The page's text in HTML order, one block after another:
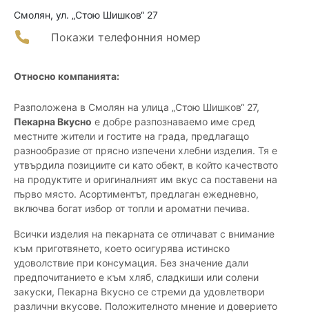
Смолян, ул. „Стою Шишков“ 27
Покажи телефонния номер
Относно компанията:
Разположена в Смолян на улица „Стою Шишков“ 27,
Пекарна Вкусно е добре разпознаваемо име сред
местните жители и гостите на града, предлагащо
разнообразие от прясно изпечени хлебни изделия. Тя е
утвърдила позициите си като обект, в който качеството
на продуктите и оригиналният им вкус са поставени на
първо място. Асортиментът, предлаган ежедневно,
включва богат избор от топли и ароматни печива.
Всички изделия на пекарната се отличават с внимание
към приготвянето, което осигурява истинско
удоволствие при консумация. Без значение дали
предпочитанието е към хляб, сладкиши или солени
закуски, Пекарна Вкусно се стреми да удовлетвори
различни вкусове. Положителното мнение и доверието